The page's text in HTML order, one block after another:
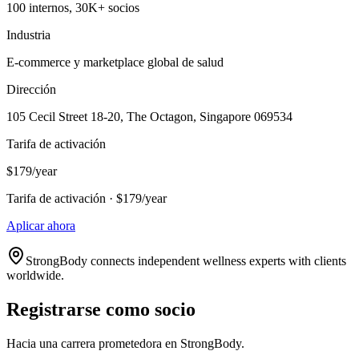
100 internos, 30K+ socios
Industria
E-commerce y marketplace global de salud
Dirección
105 Cecil Street 18-20, The Octagon, Singapore 069534
Tarifa de activación
$179/year
Tarifa de activación · $179/year
Aplicar ahora
StrongBody connects independent wellness experts with clients
worldwide.
Registrarse como socio
Hacia una carrera prometedora en StrongBody.